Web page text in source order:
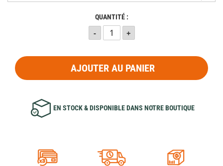
QUANTITÉ :
AJOUTER AU PANIER
EN STOCK & DISPONIBLE DANS NOTRE BOUTIQUE